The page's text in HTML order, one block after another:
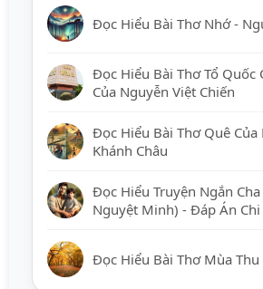
Đọc Hiểu Bài Thơ Nhớ -
Đọc Hiểu Bài Thơ Tổ Quốc
Của Nguyễn Việt Chiến
Đọc Hiểu Bài Thơ Quê Của
Khánh Châu
Đọc Hiểu Truyện Ngắn
Nguyệt Minh) - Đáp Án Chi
Đọc Hiểu Bài Thơ Mùa